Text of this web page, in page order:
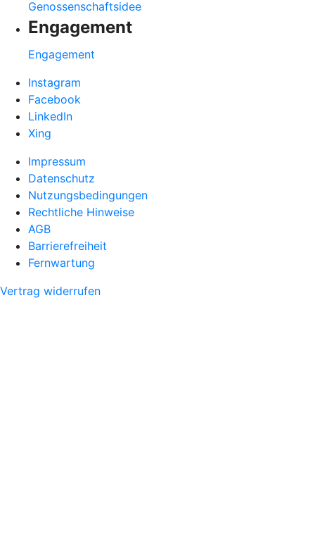
Genossenschaftsidee
Engagement
Engagement
Instagram
Facebook
LinkedIn
Xing
Impressum
Datenschutz
Nutzungsbedingungen
Rechtliche Hinweise
AGB
Barrierefreiheit
Fernwartung
Vertrag widerrufen